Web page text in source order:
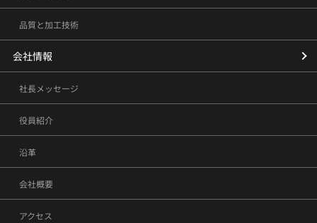
品質と加工技術
会社情報
社長メッセージ
役員紹介
沿革
会社概要
アクセス